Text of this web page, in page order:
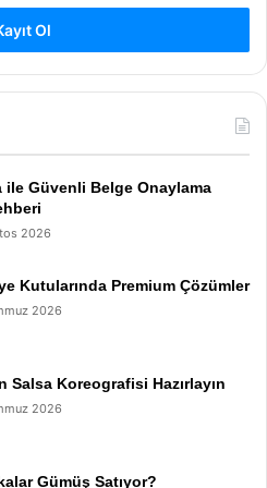
Ol
ile Güvenli Belge Onaylama
2026
Kutularında Premium Çözümler
2026
Salsa Koreografisi Hazırlayın
2026
Gümüş Satıyor?